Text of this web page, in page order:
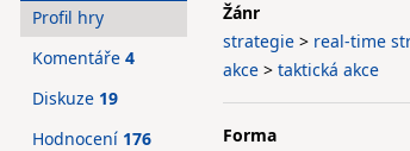
Žánr
strategie > real-time
akce > taktická akce
Forma
Profil hry
Komentáře 4
Diskuze 19
Hodnocení 176